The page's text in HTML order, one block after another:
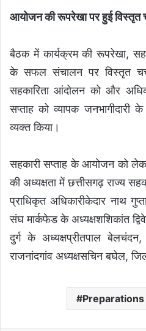
आयोजन की रूपरेखा पर हुई विस्तृत
बैठक में कार्यक्रम की रूपरेखा,
के सफल संचालन पर विस्तृत
सहकारिता आंदोलन को और
सप्ताह को व्यापक
व्यक्त किया।
सहकारी सप्ताह के आयोजन को
की अध्यक्षता में छत्तीसगढ़ राज्य
प्राधिकृत अधिकारीकेदार नाथ
संघ मार्कफेड के अध्यक्षशशिकांत
दुर्ग के अध्यक्षप्रीतपाल
राजनांदगांव अध्यक्षसचिन बघेल,